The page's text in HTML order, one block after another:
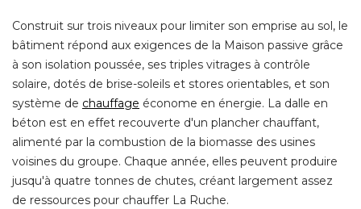
Construit sur trois niveaux pour limiter son emprise au sol, le
bâtiment répond aux exigences de la Maison passive grâce
à son isolation poussée, ses triples vitrages à contrôle
solaire, dotés de brise-soleils et stores orientables, et son
système de chauffage économe en énergie. La dalle en
béton est en effet recouverte d'un plancher chauffant,
alimenté par la combustion de la biomasse des usines
voisines du groupe. Chaque année, elles peuvent produire
jusqu'à quatre tonnes de chutes, créant largement assez
de ressources pour chauffer La Ruche.